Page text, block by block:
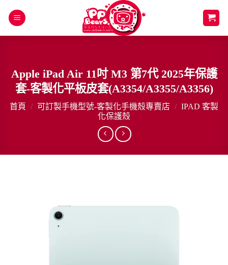
Apple iPad Air 11吋 M3 第7代 2025年保護
套-客製化平板皮套(A3354/A3355/A3356)
首頁 / 可訂製手機型號-客製化手機殼專賣店 / IPAD 客製
化保護殼